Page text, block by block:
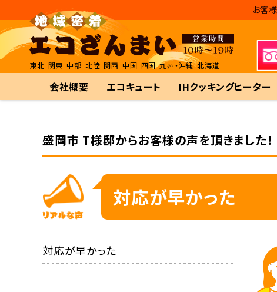
お客
東北 関東 中部 北陸 関西 中国 四国 九州・沖縄 北海道
会社概要 エコキュート IHクッキングヒーター
盛岡市 T様邸からお客様の声を頂きました！
対応が早かった
対応が早かった